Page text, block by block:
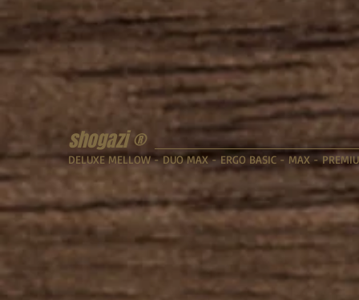
shogazi®
DELUXE MELLOW - DUO MAX - ERGO BASIC - MAX -